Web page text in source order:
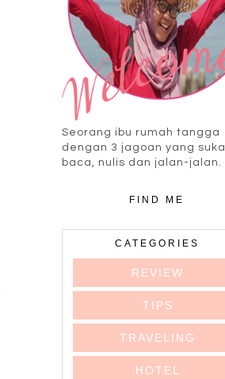
Seorang ibu rumah tangga
dengan 3 jagoan yang suka
baca, nulis dan jalan-jalan.
FIND ME
CATEGORIES
REVIEW
TIPS
TRAVELING
HOTEL